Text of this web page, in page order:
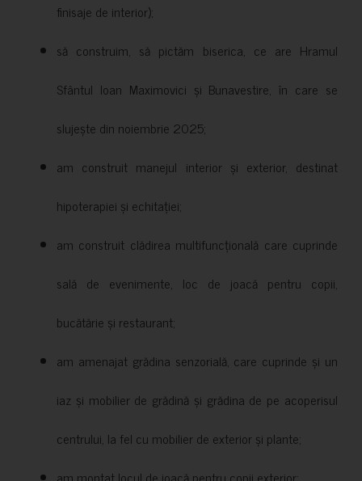
finisaje de interior);
să construim, să pictăm biserica, ce are Hramul
Sfântul Ioan Maximovici și Bunavestire, în care se
slujește din noiembrie 2025;
am construit manejul interior și exterior, destinat
hipoterapiei și echitației;
am construit clădirea multifuncțională care cuprinde
sală de evenimente, loc de joacă pentru copii,
bucătărie și restaurant;
am amenajat grădina senzorială, care cuprinde și un
iaz și mobilier de grădină și grădina de pe acoperisul
centrului, la fel cu mobilier de exterior și plante;